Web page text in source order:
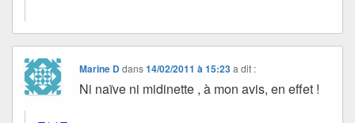
Marine Ddans14/02/2011 à 15:23 a dit :
Ni naïve ni midinette , à mon avis, en effet !